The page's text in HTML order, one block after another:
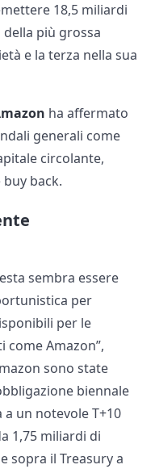
18,5 miliardi
più grossa
e la terza nella sua
ha affermato
generali come
circolante,
back.
sembra essere
per
per le
Amazon”,
sono state
biennale
un notevole T+10
1,75 miliardi di
sopra il Treasury a